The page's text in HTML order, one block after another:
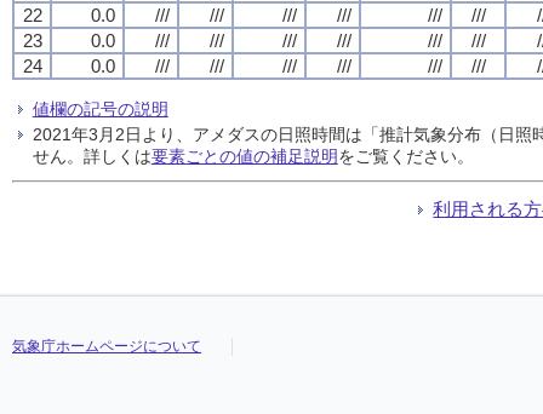
22
0.0 /// /// /// /// /// ///
23
0.0 /// /// /// /// /// ///
24
0.0 /// /// /// /// /// ///
値欄の記号の説明
2021年3月2日より、アメダスの日照時間は「推計気象分布（日
せん。詳しくは要素ごとの値の補足説明をご覧ください。
利用される
気象庁ホームページについて